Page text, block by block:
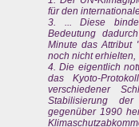
für den
3. ... Diese
Bedeutung
Minute das Attribut
noch nicht erhielten,
4. Die eigentlich
das Kyoto-
verschiedener
Stabilisierung
gegenüber 1990